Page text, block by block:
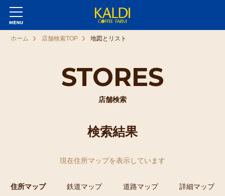
STORES
店舗検索
ホーム 店舗検索TOP 地図とリスト
検索結果
現在住所マップを表示しています
住所マップ 鉄道マップ 道路マップ 詳細マップ